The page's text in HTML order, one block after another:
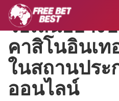
วิธีเล่นอย่าง
คาสิโนอินเท
ในสถานปร
ออนไลน์